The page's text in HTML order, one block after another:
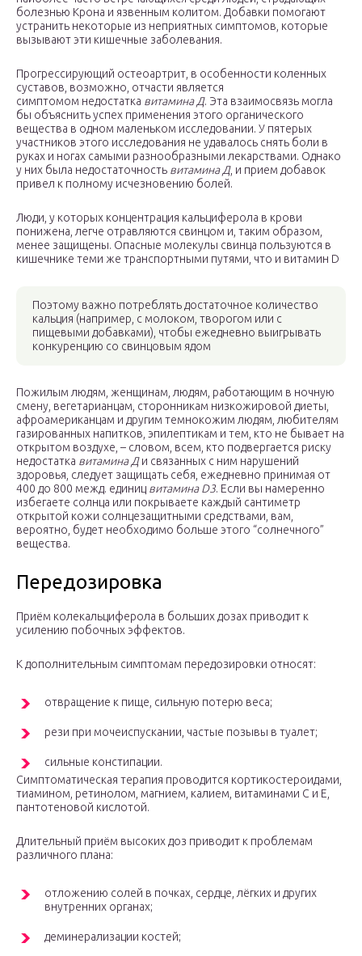
болезнью Крона и язвенным колитом. Добавки помогают
устранить некоторые из неприятных симптомов, которые
вызывают эти кишечные заболевания.
Прогрессирующий остеоартрит, в особенности коленных
суставов, возможно, отчасти является
симптомом недостатка витамина Д. Эта взаимосвязь могла
бы объяснить успех применения этого органического
вещества в одном маленьком исследовании. У пятерых
участников этого исследования не удавалось снять боли в
руках и ногах самыми разнообразными лекарствами. Однако
у них была недостаточность витамина Д, и прием добавок
привел к полному исчезновению болей.
Люди, у которых концентрация кальциферола в крови
понижена, легче отравляются свинцом и, таким образом,
менее защищены. Опасные молекулы свинца пользуются в
кишечнике теми же транспортными путями, что и витамин D
Поэтому важно потреблять достаточное количество
кальция (например, с молоком, творогом или с
пищевыми добавками), чтобы ежедневно выигрывать
конкуренцию со свинцовым ядом
Пожилым людям, женщинам, людям, работающим в ночную
смену, вегетарианцам, сторонникам низкожировой диеты,
афроамериканцам и другим темнокожим людям, любителям
газированных напитков, эпилептикам и тем, кто не бывает на
открытом воздухе, – словом, всем, кто подвергается риску
недостатка витамина Ди связанных с ним нарушений
здоровья, следует защищать себя, ежедневно принимая от
400 до 800 межд. единиц витамина D3. Если вы намеренно
избегаете солнца или покрываете каждый сантиметр
открытой кожи солнцезащитными средствами, вам,
вероятно, будет необходимо больше этого “солнечного”
вещества.
Передозировка
Приём колекальциферола в больших дозах приводит к
усилению побочных эффектов.
К дополнительным симптомам передозировки относят:
отвращение к пище, сильную потерю веса;
рези при мочеиспускании, частые позывы в туалет;
сильные констипации.
Симптоматическая терапия проводится кортикостероидами,
тиамином, ретинолом, магнием, калием, витаминами C и E,
пантотеновой кислотой.
Длительный приём высоких доз приводит к проблемам
различного плана:
отложению солей в почках, сердце, лёгких и других
внутренних органах;
деминерализации костей;